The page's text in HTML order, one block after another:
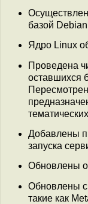
базой
Ядро Linux
Проведена
оставшихся
Добавлены
запуска
Обновлены
Обновлены
такие как